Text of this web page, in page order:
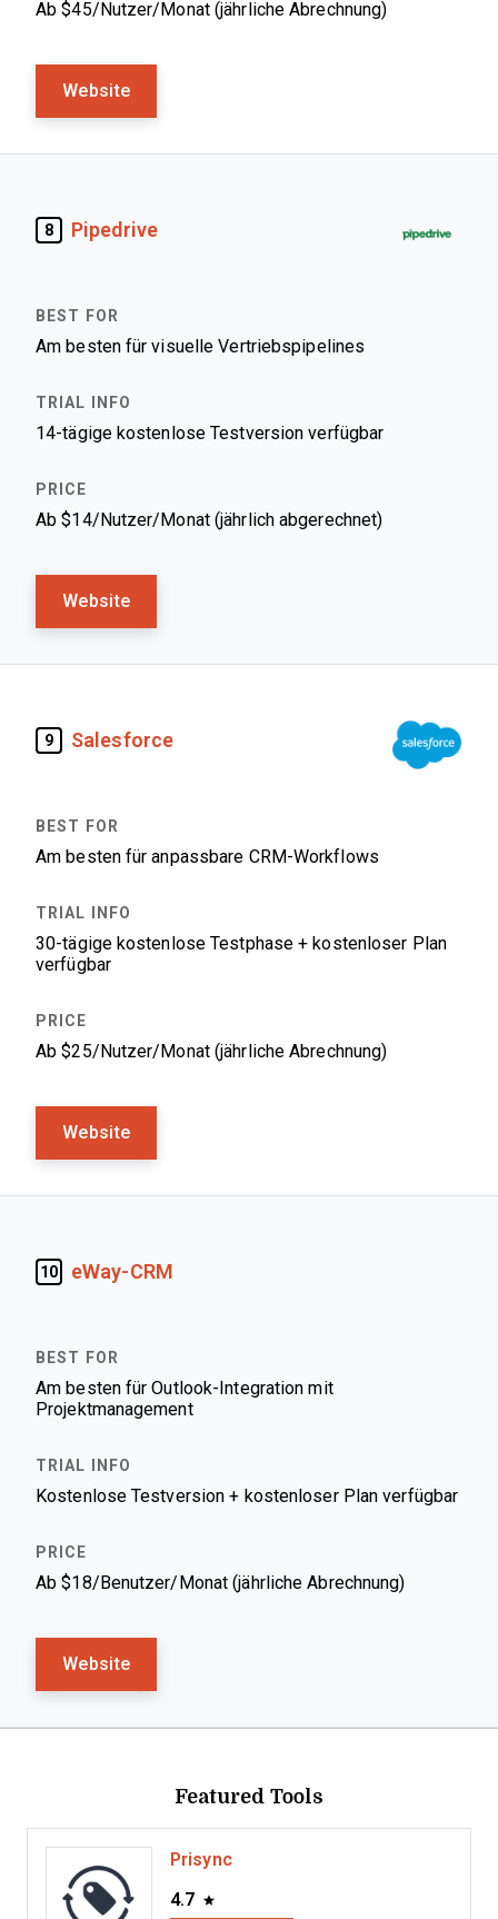
Ab $45/Nutzer/Monat (jährliche Abrechnung)
Website
8 Pipedrive
Am besten für visuelle Vertriebspipelines
14-tägige kostenlose Testversion verfügbar
Ab $14/Nutzer/Monat (jährlich abgerechnet)
Website
9 Salesforce
Am besten für anpassbare CRM-Workflows
30-tägige kostenlose Testphase + kostenloser Plan
verfügbar
Ab $25/Nutzer/Monat (jährliche Abrechnung)
Website
10 eWay-CRM
Am besten für Outlook-Integration mit
Projektmanagement
Kostenlose Testversion + kostenloser Plan verfügbar
Ab $18/Benutzer/Monat (jährliche Abrechnung)
Website
Featured Tools
Prisync
4.7